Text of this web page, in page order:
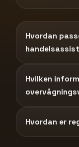
Hvordan
Hvilken
Hvordan er